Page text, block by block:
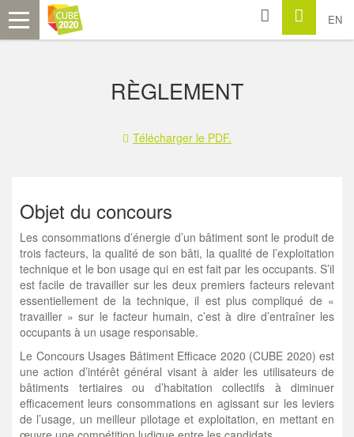
EN
RÈGLEMENT
Télécharger le PDF.
Objet du concours
Les consommations d’énergie d’un bâtiment sont le produit de
trois facteurs, la qualité de son bâti, la qualité de l’exploitation
technique et le bon usage qui en est fait par les occupants. S’il
est facile de travailler sur les deux premiers facteurs relevant
essentiellement de la technique, il est plus compliqué de «
travailler » sur le facteur humain, c’est à dire d’entraîner les
occupants à un usage responsable.
Le Concours Usages Bâtiment Efficace 2020 (CUBE 2020) est
une action d’intérêt général visant à aider les utilisateurs de
bâtiments tertiaires ou d’habitation collectifs à diminuer
efficacement leurs consommations en agissant sur les leviers
de l’usage, un meilleur pilotage et exploitation, en mettant en